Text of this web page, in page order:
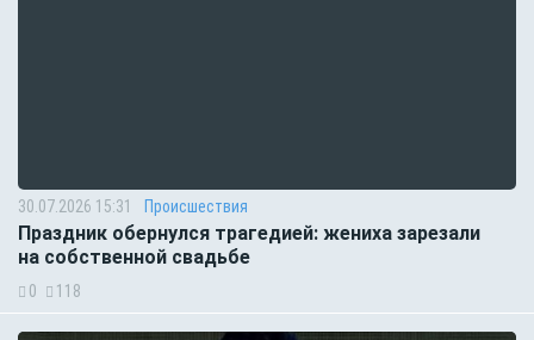
30.07.2026 15:31 Происшествия
Праздник обернулся трагедией: жениха зарезали
на собственной свадьбе
0 118